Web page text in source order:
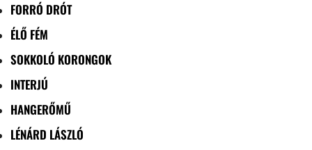
FORRÓ DRÓT
ÉLŐ FÉM
SOKKOLÓ KORONGOK
INTERJÚ
HANGERŐMŰ
LÉNÁRD LÁSZLÓ